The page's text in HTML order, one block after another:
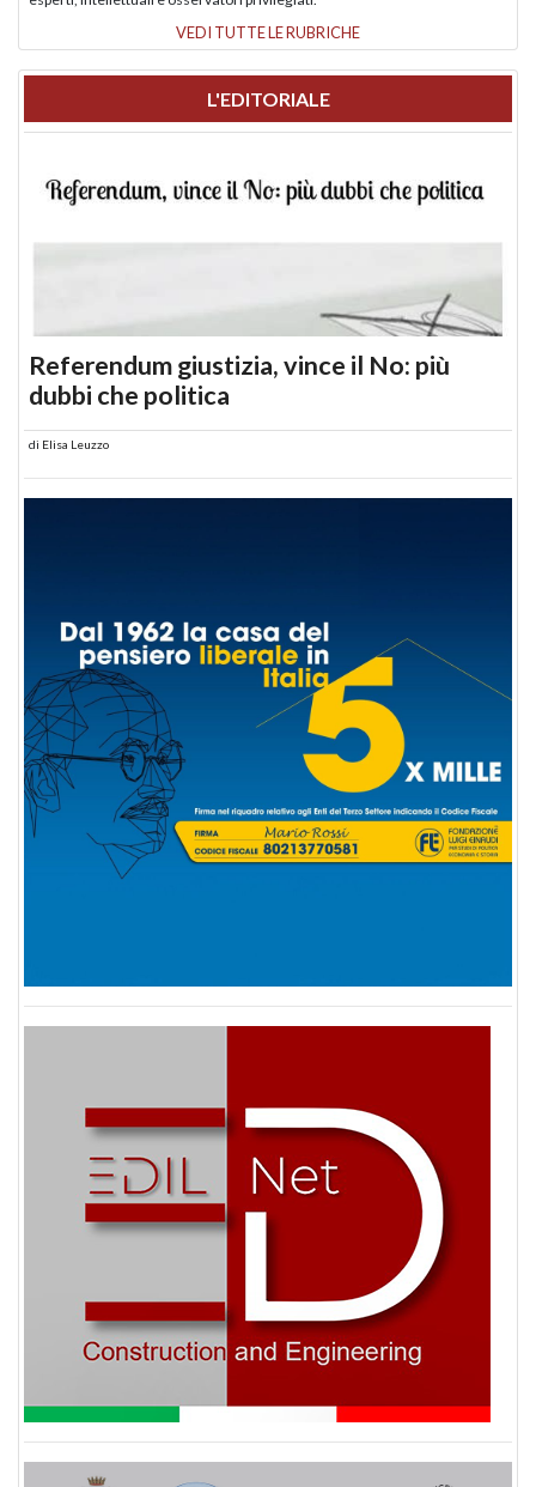
VEDI TUTTE LE RUBRICHE
L'EDITORIALE
Referendum giustizia, vince il No: più
dubbi che politica
di Elisa Leuzzo